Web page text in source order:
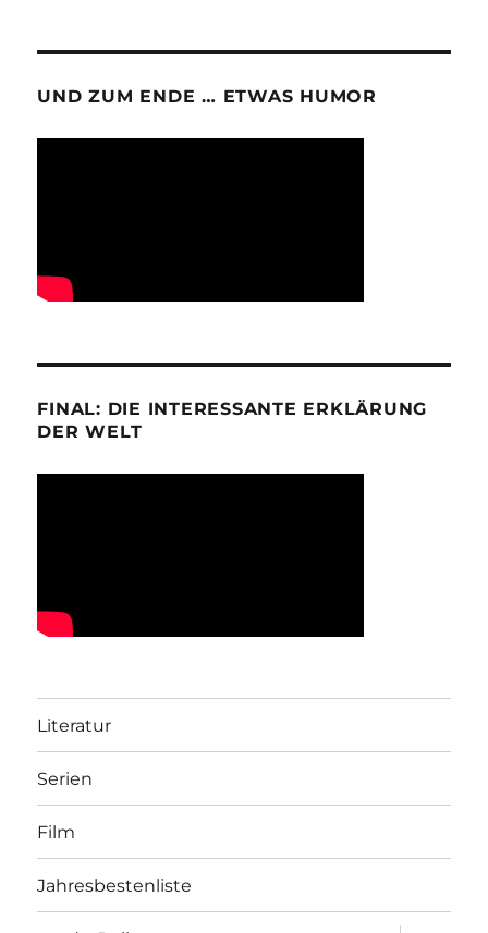
UND ZUM ENDE … ETWAS HUMOR
FINAL: DIE INTERESSANTE ERKLÄRUNG
DER WELT
Literatur
Serien
Film
Jahresbestenliste